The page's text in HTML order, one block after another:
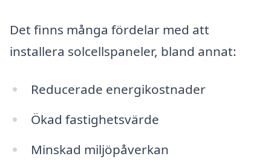
Det finns många fördelar med att
installera solcellspaneler, bland annat:
Reducerade energikostnader
Ökad fastighetsvärde
Minskad miljöpåverkan